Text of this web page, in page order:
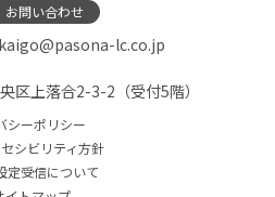
お問い合わせ
lc.co.jp
区上落合2-3-2（受付5階）
シーポリシー
シビリティ方針
定受信について